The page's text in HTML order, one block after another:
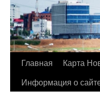
Главная Карта
Информация о